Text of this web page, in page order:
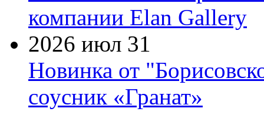
компании Elan Gallery
2026 июл 31
Новинка от
соусник «Гранат»